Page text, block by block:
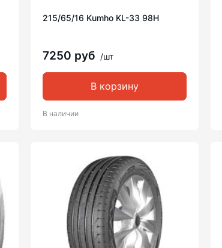
215/65/16 Kumho KL-33 98H
7250 руб /шт
В корзину
В наличии